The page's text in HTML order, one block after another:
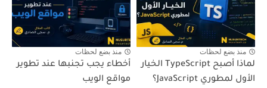
منذ بضع لحظات
لماذا أصبح TypeScript الخيار
الأول لمطوري JavaScript؟
منذ بضع لحظات
أخطاء يجب تجنبها عند تطوير
مواقع الويب